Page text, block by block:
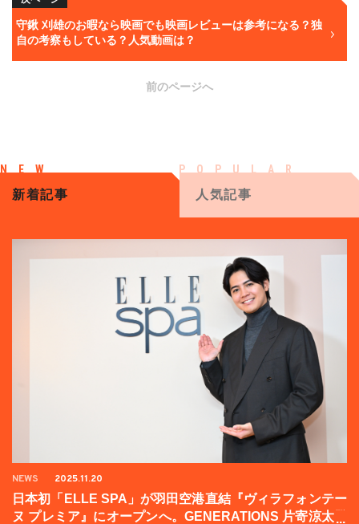
守鍬 刈雄のお暇なら映画でも映画レビューは参考になる？独
自の考察もしている？人気動画は？
前のページへ
新着記事 人気記事
NEWS 2025.11.20
日本初「ELLE SPA」が羽田空港直結『ヴィラフォンテー
ヌ プレミア』にオープンへ。GENERATIONS 片寄涼太登